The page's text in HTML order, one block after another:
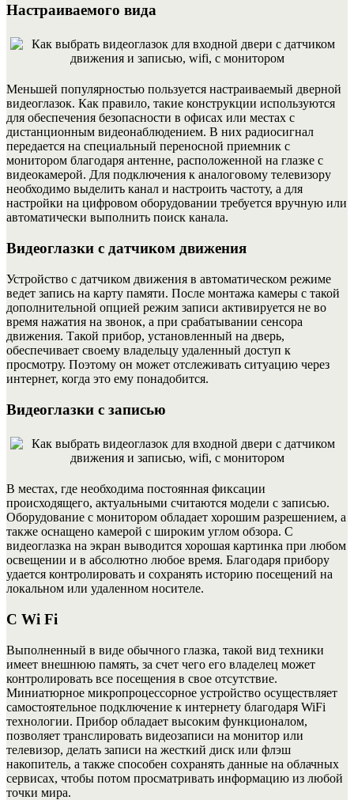
Настраиваемого вида
Меньшей популярностью пользуется настраиваемый дверной
видеоглазок. Как правило, такие конструкции используются
для обеспечения безопасности в офисах или местах с
дистанционным видеонаблюдением. В них радиосигнал
передается на специальный переносной приемник с
монитором благодаря антенне, расположенной на глазке с
видеокамерой. Для подключения к аналоговому телевизору
необходимо выделить канал и настроить частоту, а для
настройки на цифровом оборудовании требуется вручную или
автоматически выполнить поиск канала.
Видеоглазки с датчиком движения
Устройство с датчиком движения в автоматическом режиме
ведет запись на карту памяти. После монтажа камеры с такой
дополнительной опцией режим записи активируется не во
время нажатия на звонок, а при срабатывании сенсора
движения. Такой прибор, установленный на дверь,
обеспечивает своему владельцу удаленный доступ к
просмотру. Поэтому он может отслеживать ситуацию через
интернет, когда это ему понадобится.
Видеоглазки с записью
В местах, где необходима постоянная фиксации
происходящего, актуальными считаются модели с записью.
Оборудование с монитором обладает хорошим разрешением, а
также оснащено камерой с широким углом обзора. С
видеоглазка на экран выводится хорошая картинка при любом
освещении и в абсолютно любое время. Благодаря прибору
удается контролировать и сохранять историю посещений на
локальном или удаленном носителе.
С Wi Fi
Выполненный в виде обычного глазка, такой вид техники
имеет внешнюю память, за счет чего его владелец может
контролировать все посещения в свое отсутствие.
Миниатюрное микропроцессорное устройство осуществляет
самостоятельное подключение к интернету благодаря WiFi
технологии. Прибор обладает высоким функционалом,
позволяет транслировать видеозаписи на монитор или
телевизор, делать записи на жесткий диск или флэш
накопитель, а также способен сохранять данные на облачных
сервисах, чтобы потом просматривать информацию из любой
точки мира.